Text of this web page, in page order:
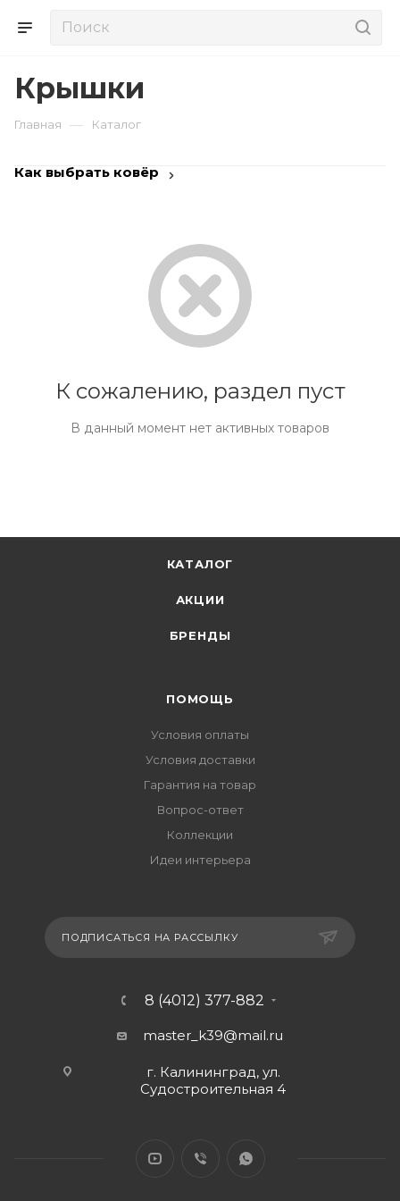
Крышки
Главная — Каталог
Как выбрать ковёр
К сожалению, раздел пуст
В данный момент нет активных товаров
КАТАЛОГ
АКЦИИ
БРЕНДЫ
ПОМОЩЬ
Условия оплаты
Условия доставки
Гарантия на товар
Вопрос-ответ
Коллекции
Идеи интерьера
ПОДПИСАТЬСЯ НА РАССЫЛКУ
8 (4012) 377-882
master_k39@mail.ru
г. Калининград, ул.
Судостроительная 4